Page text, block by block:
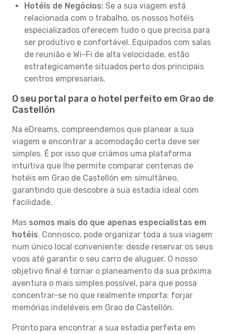
Hotéis de Negócios: Se a sua viagem está
relacionada com o trabalho, os nossos hotéis
especializados oferecem tudo o que precisa para
ser produtivo e confortável. Equipados com salas
de reunião e Wi-Fi de alta velocidade, estão
estrategicamente situados perto dos principais
centros empresariais.
O seu portal para o hotel perfeito em Grao de
Castellón
Na eDreams, compreendemos que planear a sua
viagem e encontrar a acomodação certa deve ser
simples. É por isso que criámos uma plataforma
intuitiva que lhe permite comparar centenas de
hotéis em Grao de Castellón em simultâneo,
garantindo que descobre a sua estadia ideal com
facilidade.
Mas somos mais do que apenas especialistas em
hotéis. Connosco, pode organizar toda a sua viagem
num único local conveniente: desde reservar os seus
voos até garantir o seu carro de aluguer. O nosso
objetivo final é tornar o planeamento da sua próxima
aventura o mais simples possível, para que possa
concentrar-se no que realmente importa: forjar
memórias indeléveis em Grao de Castellón.
Pronto para encontrar a sua estadia perfeita em